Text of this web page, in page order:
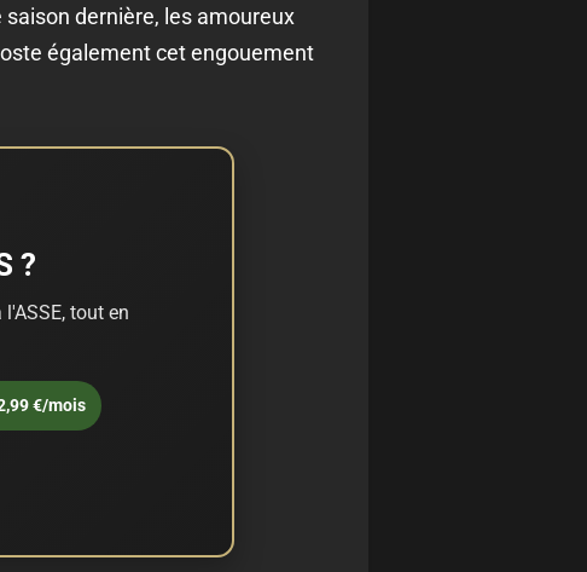
dernière, les amoureux
également cet engouement
?
tout en
€/mois